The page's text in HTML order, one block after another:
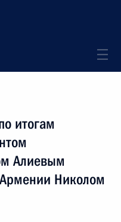
итогам
Алиевым
Николом